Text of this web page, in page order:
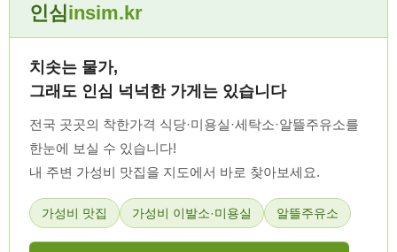
인심insim.kr
치솟는 물가,
그래도 인심 넉넉한 가게는 있습니다
전국 곳곳의 착한가격 식당·미용실·세탁소·알뜰주유소를
한눈에 보실 수 있습니다!
내 주변 가성비 맛집을 지도에서 바로 찾아보세요.
가성비 맛집 가성비 이발소·미용실 알뜰주유소